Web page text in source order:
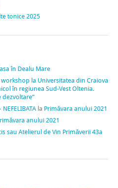
tonice 2025
în Dealu Mare
la Universitatea din Craiova
în regiunea Sud-Vest Oltenia.
la Primăvara anului 2021
anului 2021
sau Atelierul de Vin Primăverii 43a